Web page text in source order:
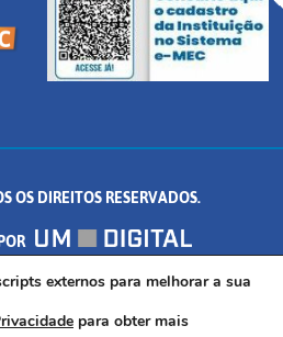
ferramentas
OS DIREITOS RESERVADOS.
- PALMEIRAS, FORMIGA/MG - CEP:
35.574.530
externos para melhorar a sua
para obter mais